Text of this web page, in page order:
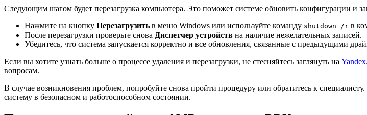
Следующим шагом будет перезагрузка компьютера. Это поможет системе обновить конфигурации и
Нажмите на кнопку Перезагрузить в меню Windows или используйте команду shutdown /r в
После перезагрузки проверьте снова Диспетчер устройств на наличие нежелательных записей.
Убедитесь, что система запускается корректно и все обновления, связанные с предыдущими
Если вы хотите узнать больше о процессе удаления и перезагрузки, не стесняйтесь заглянуть на
вопросам.
В случае возникновения проблем, попробуйте снова пройти процедуру или обратитесь к
систему в безопасном и работоспособном состоянии.